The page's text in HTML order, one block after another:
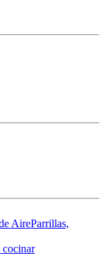
AireParrillas,
cocinar